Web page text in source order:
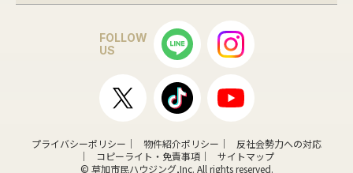
FOLLOW
US
プライバシーポリシー 物件紹介ポリシー
反社会勢力への対応
コピーライト・免責事項
サイトマップ
© 草加市民ハウジング,Inc. All rights reserved.